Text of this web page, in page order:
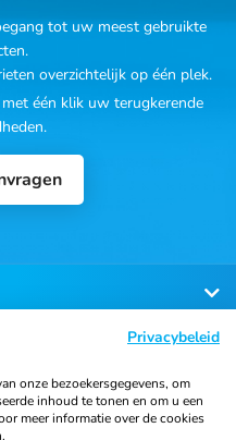
tot uw meest gebruikte
overzichtelijk op één plek.
één klik uw terugkerende
Privacybeleid
onze bezoekersgegevens, om
inhoud te tonen en om u een
meer informatie over de cookies